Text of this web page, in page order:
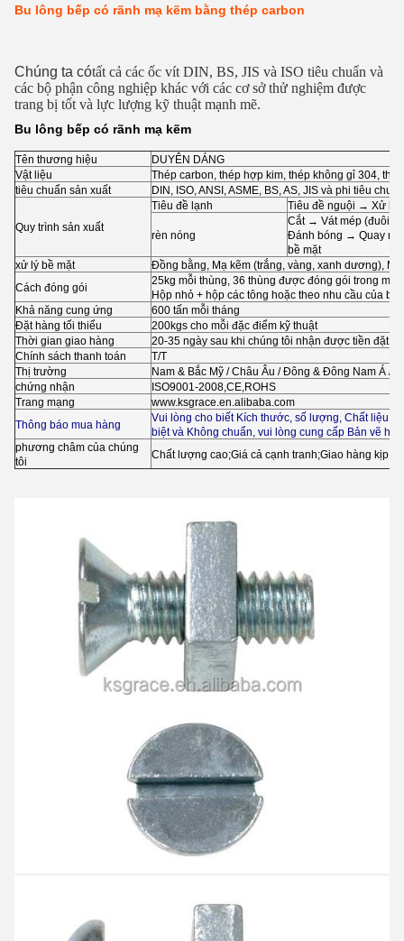
Bu lông bếp có rãnh mạ kẽm bằng thép carbon
Chúng ta cótất cả các ốc vít DIN, BS, JIS và ISO tiêu chuẩn và
các bộ phận công nghiệp khác với các cơ sở thử nghiệm được
trang bị tốt và lực lượng kỹ thuật mạnh mẽ.
Bu lông bếp có rãnh mạ kẽm
Tên thương hiệu
DUYÊN DÁNG
Vật liệu
Thép carbon, thép hợp kim, thép không gỉ 304,
tiêu chuẩn sản xuất
DIN, ISO, ANSI, ASME, BS, AS, JIS và phi tiêu chuẩn
Quy trình sản xuất
Tiêu đề lạnh Tiêu đề nguội → Xử lý
rèn nóng
Cắt → Vát mép (đuôi)
Đánh bóng → Quay
bề mặt
xử lý bề mặt
Đồng bằng, Mạ kẽm (trắng, vàng, xanh dương),
Cách đóng gói
25kg mỗi thùng, 36 thùng được đóng gói trong
Hộp nhỏ + hộp các tông hoặc theo nhu cầu của bạn
Khả năng cung ứng
600 tấn mỗi tháng
Đặt hàng tối thiểu
200kgs cho mỗi đặc điểm kỹ thuật
Thời gian giao hàng
20-35 ngày sau khi chúng tôi nhận được tiền đặt
Chính sách thanh toán
T/T
Thị trường
Nam & Bắc Mỹ / Châu Âu / Đông & Đông Nam Á /
chứng nhận
ISO9001-2008,CE,ROHS
Trang mạng
www.ksgrace.en.alibaba.com
Thông báo mua hàng
Vui lòng cho biết Kích thước, số lượng, Chất liệu
biệt và Không chuẩn, vui lòng cung cấp Bản vẽ
phương châm của chúng
tôi
Chất lượng cao;Giá cả cạnh tranh;Giao hàng kịp